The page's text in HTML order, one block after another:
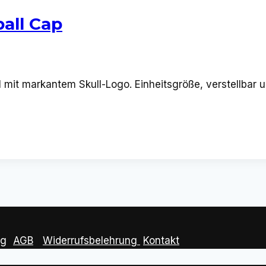
Cap
markantem Skull-Logo. Einheitsgröße, verstellbar
AGB Widerrufsbelehrung Kontakt